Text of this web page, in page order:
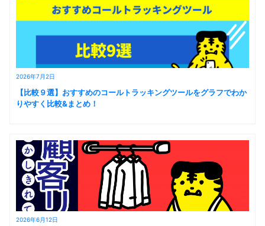
2026年7月2日
【比較９選】おすすめのコールトラッキングツールをグラフでわか
りやすく比較&まとめ！
2026年6月12日